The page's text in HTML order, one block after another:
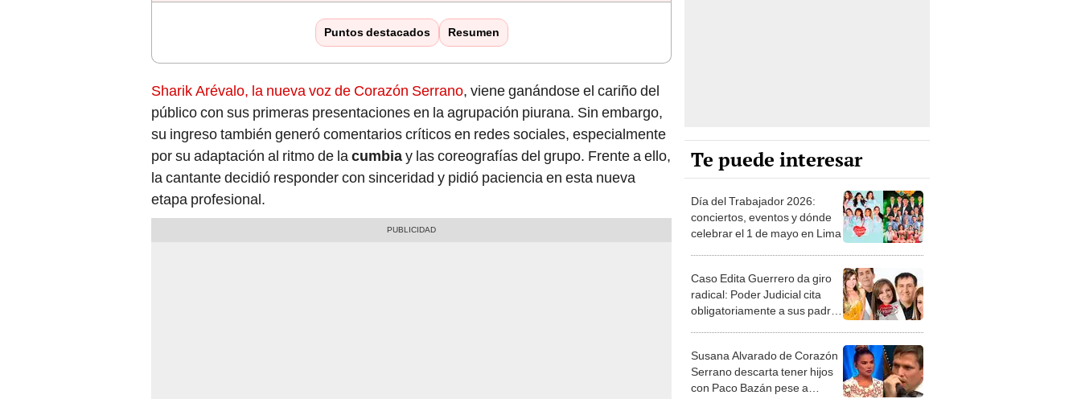
Puntos destacados Resumen
Sharik Arévalo, la nueva voz de Corazón Serrano, viene ganándose el cariño del
público con sus primeras presentaciones en la agrupación piurana. Sin embargo,
su ingreso también generó comentarios críticos en redes sociales, especialmente
por su adaptación al ritmo de lacumbiay las coreografías del grupo. Frente a ello,
la cantante decidió responder con sinceridad y pidió paciencia en esta nueva
etapa profesional.
Te puede interesar
Día del Trabajador 2026:
conciertos, eventos y dónde
celebrar el 1 de mayo en Lima
Caso Edita Guerrero da giro
radical: Poder Judicial cita
obligatoriamente a sus padres
Susana Alvarado de Corazón
Serrano descarta tener hijos
con Paco Bazán pese a